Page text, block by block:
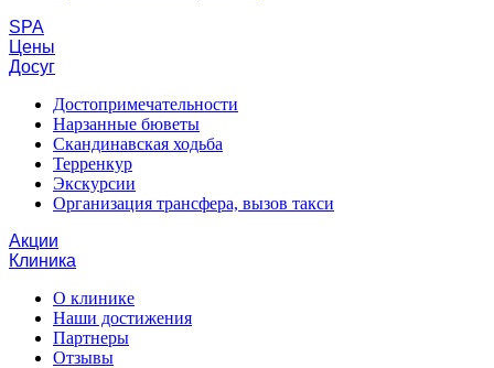
SPA
Цены
Досуг
Достопримечательности
Нарзанные бюветы
Скандинавская ходьба
Терренкур
Экскурсии
Организация трансфера, вызов такси
Акции
Клиника
О клинике
Наши достижения
Партнеры
Отзывы